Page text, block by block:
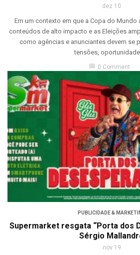
dez 10
Em um contexto em que a Copa do Mundo
conteúdos de alto impacto e as Eleições
como agências e anunciantes devem se
tensões,
chat_bubble 0 Comment
PUBLICIDADE &
Supermarket resgata “Porta dos
Sérgio
nov 19